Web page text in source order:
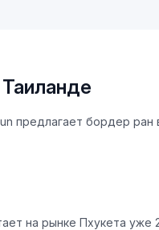
предлагает бордер ран
на рынке Пхукета